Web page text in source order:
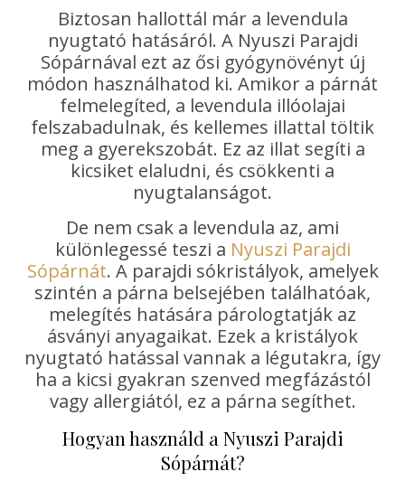
Biztosan hallottál már a levendula
nyugtató hatásáról. A Nyuszi Parajdi
Sópárnával ezt az ősi gyógynövényt új
módon használhatod ki. Amikor a párnát
felmelegíted, a levendula illóolajai
felszabadulnak, és kellemes illattal töltik
meg a gyerekszobát. Ez az illat segíti a
kicsiket elaludni, és csökkenti a
nyugtalanságot.
De nem csak a levendula az, ami
különlegessé teszi a Nyuszi Parajdi
Sópárnát. A parajdi sókristályok, amelyek
szintén a párna belsejében találhatóak,
melegítés hatására párologtatják az
ásványi anyagaikat. Ezek a kristályok
nyugtató hatással vannak a légutakra, így
ha a kicsi gyakran szenved megfázástól
vagy allergiától, ez a párna segíthet.
Hogyan használd a Nyuszi Parajdi
Sópárnát?